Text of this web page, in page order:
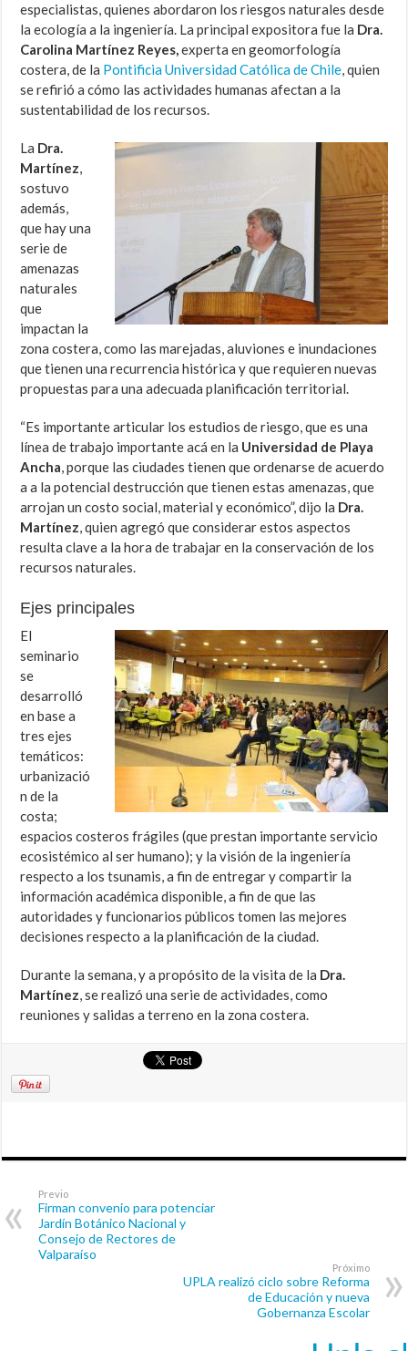
especialistas, quienes abordaron los riesgos naturales desde
la ecología a la ingeniería. La principal expositora fue la Dra.
Carolina Martínez Reyes,experta en geomorfología
costera, de la Pontificia Universidad Católica de Chile, quien
se refirió a cómo las actividades humanas afectan a la
sustentabilidad de los recursos.
La Dra.
Martínez,
sostuvo
además,
que hay una
serie de
amenazas
naturales
que
impactan la
zona costera, como las marejadas, aluviones e inundaciones
que tienen una recurrencia histórica y que requieren nuevas
propuestas para una adecuada planificación territorial.
“Es importante articular los estudios de riesgo, que es una
línea de trabajo importante acá en la Universidad de Playa
Ancha, porque las ciudades tienen que ordenarse de acuerdo
a a la potencial destrucción que tienen estas amenazas, que
arrojan un costo social, material y económico”, dijo la Dra.
Martínez, quien agregó que considerar estos aspectos
resulta clave a la hora de trabajar en la conservación de los
recursos naturales.
Ejes principales
El
seminario
se
desarrolló
en base a
tres ejes
temáticos:
urbanizació
n de la
costa;
espacios costeros frágiles (que prestan importante servicio
ecosistémico al ser humano); y la visión de la ingeniería
respecto a los tsunamis, a fin de entregar y compartir la
información académica disponible, a fin de que las
autoridades y funcionarios públicos tomen las mejores
decisiones respecto a la planificación de la ciudad.
Durante la semana, y a propósito de la visita de la Dra.
Martínez, se realizó una serie de actividades, como
reuniones y salidas a terreno en la zona costera.
Previo
Firman convenio para potenciar
Jardín Botánico Nacional y
Consejo de Rectores de
Valparaíso
Próximo
UPLA realizó ciclo sobre Reforma
de Educación y nueva
Gobernanza Escolar